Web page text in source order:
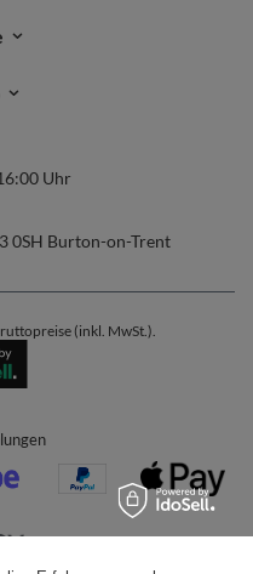
Uhr
0SH Burton-on-Trent
(inkl. MwSt.).